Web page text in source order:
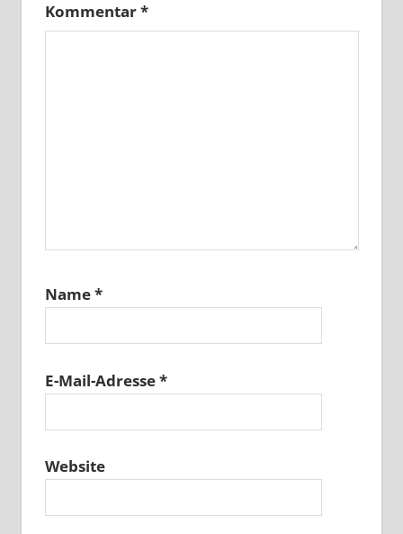
Kommentar*
Name*
E-Mail-Adresse*
Website